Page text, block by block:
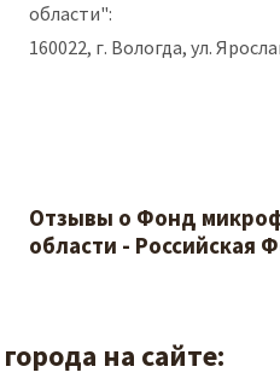
области":
160022, г. Вологда, ул.
Отзывы о Фонд
области - Российская
на сайте: